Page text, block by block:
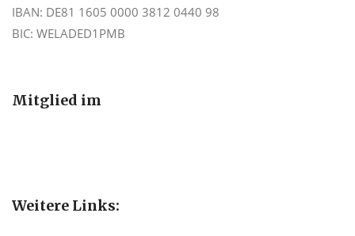
IBAN: DE81 1605 0000 3812 0440 98
BIC: WELADED1PMB
Mitglied im
Weitere Links: